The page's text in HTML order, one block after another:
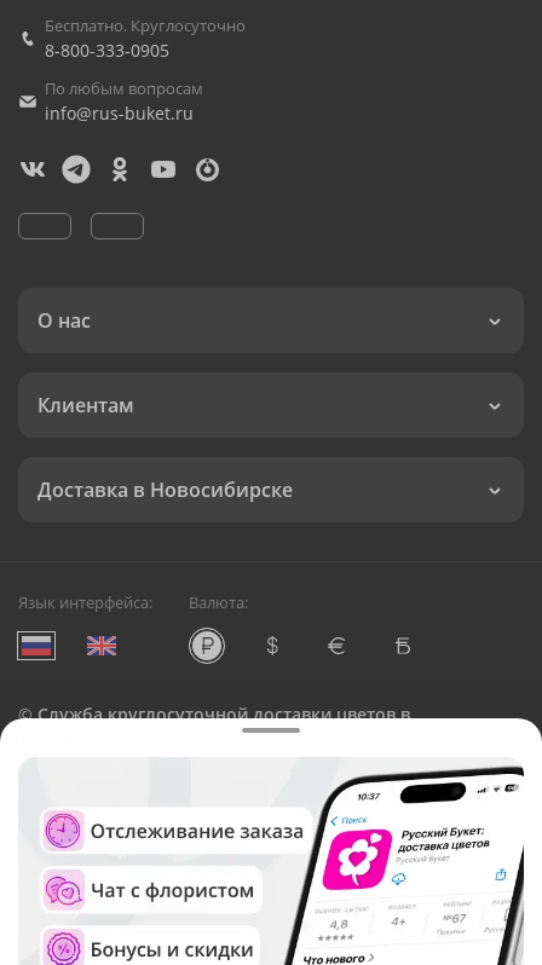
Бесплатно. Круглосуточно
8-800-333-0905
По любым вопросам
info@rus-buket.ru
О нас
Клиентам
Доставка в Новосибирске
Язык интерфейса: Валюта:
©Служба круглосуточной доставки цветов в
Русский Букет, 2026
Общество с ограниченной ответственностью «Технология»
ОГРН: 1195476081745, ИНН: 5410081997
Юридический адрес: г. Новосибирск, ул. Ипподромская,
д.42, оф. 3
Рейтинг Русского букета в г. Новосибирск